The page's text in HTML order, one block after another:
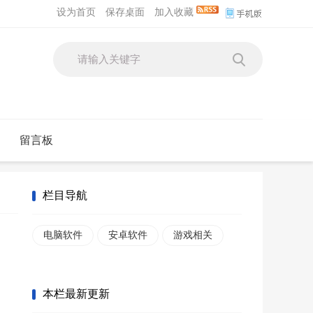
设为首页 保存桌面 加入收藏
留言板
栏目导航
电脑软件 安卓软件 游戏相关
本栏最新更新